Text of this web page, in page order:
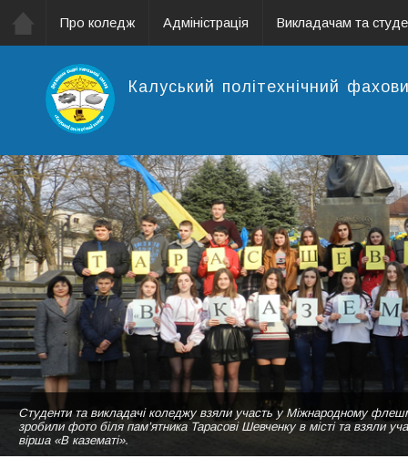
Про коледж Адміністрація Викладачам та
Калуський політехнічний
Студенти та викладачі коледжу взяли участь у Міжнародному
зробили фото біля пам’ятника Тарасові Шевченку в місті та взяли
вірша «В казематі».
Студентки нашого коледжу виконують пісню "Коледже мій" на сцені